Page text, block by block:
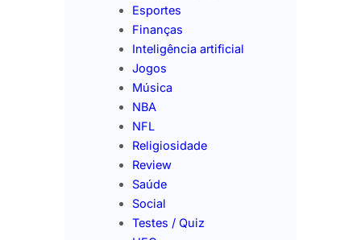
Esportes
Finanças
Inteligência artificial
Jogos
Música
NBA
NFL
Religiosidade
Review
Saúde
Social
Testes / Quiz